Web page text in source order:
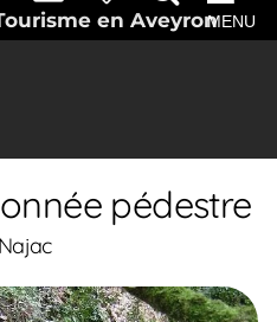
en AveyronMENU
pédestre